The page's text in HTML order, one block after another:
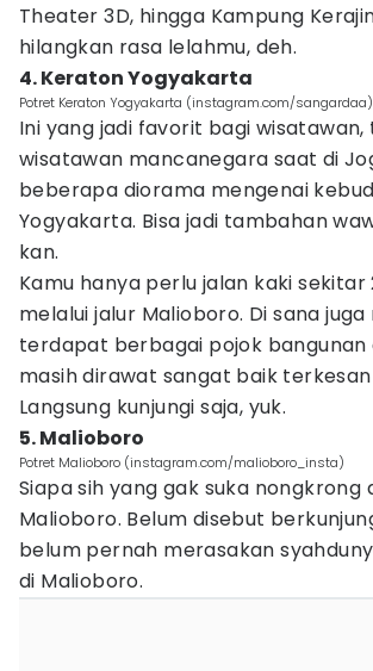
Theater 3D, hingga Kampung
hilangkan rasa lelahmu, deh.
4. Keraton Yogyakarta
Potret Keraton Yogyakarta (instagram.com/sangardaa)
Ini yang jadi favorit bagi
wisatawan mancanegara saat di
beberapa diorama mengenai
Yogyakarta. Bisa jadi tambahan
kan.
Kamu hanya perlu jalan kaki
melalui jalur Malioboro. Di sana juga
terdapat berbagai pojok bangunan
masih dirawat sangat baik terkesan
Langsung kunjungi saja, yuk.
5. Malioboro
Potret Malioboro (instagram.com/malioboro_insta)
Siapa sih yang gak suka nongkrong
Malioboro. Belum disebut
belum pernah merasakan
di Malioboro.